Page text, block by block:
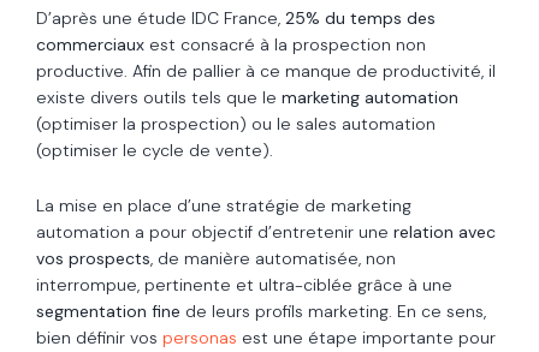
D’après une étude IDC France, 25% du temps des
commerciaux est consacré à la prospection non
productive. Afin de pallier à ce manque de productivité, il
existe divers outils tels que le marketing automation
(optimiser la prospection) ou le sales automation
(optimiser le cycle de vente).
La mise en place d’une stratégie de marketing
automation a pour objectif d’entretenir une relation avec
vos prospects, de manière automatisée, non
interrompue, pertinente et ultra-ciblée grâce à une
segmentation fine de leurs profils marketing. En ce sens,
bien définir vos personas est une étape importante pour